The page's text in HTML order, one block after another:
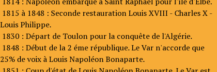
1815 à 1848 : Seconde restauration Louis XVIII - Charles X -
Louis Philippe.
1830 : Départ de Toulon pour la conquête de l'Algérie.
1848 : Début de la 2 éme république. Le Var n'accorde que
25% de voix à Louis Napoléon Bonaparte.